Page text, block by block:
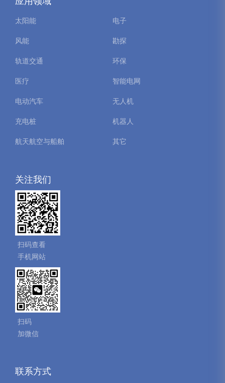
太阳能
电子
风能
勘探
轨道交通
环保
医疗
智能电网
电动汽车
无人机
充电桩
机器人
航天航空与船舶
其它
关注我们
扫码查看
手机网站
扫码
加微信
联系方式